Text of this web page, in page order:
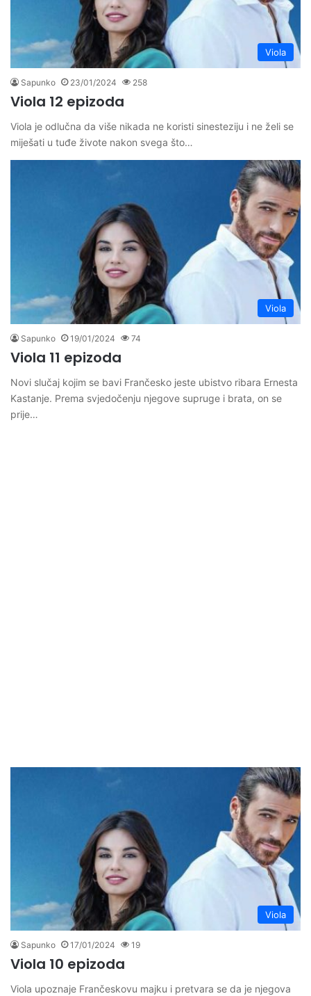
Viola
Sapunko 23/01/2024 258
Viola 12 epizoda
Viola je odlučna da više nikada ne koristi sinesteziju i ne želi se
miješati u tuđe živote nakon svega što…
Viola
Sapunko 19/01/2024 74
Viola 11 epizoda
Novi slučaj kojim se bavi Frančesko jeste ubistvo ribara Ernesta
Kastanje. Prema svjedočenju njegove supruge i brata, on se
prije…
Viola
Sapunko 17/01/2024 19
Viola 10 epizoda
Viola upoznaje Frančeskovu majku i pretvara se da je njegova